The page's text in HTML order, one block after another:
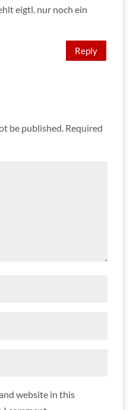
eigtl. nur noch ein
Reply
be published. Required
website in this